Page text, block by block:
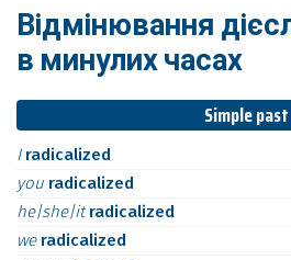
Відмінювання
в минулих часах
Simple past
I radicalized
you radicalized
he|she|itradicalized
we radicalized